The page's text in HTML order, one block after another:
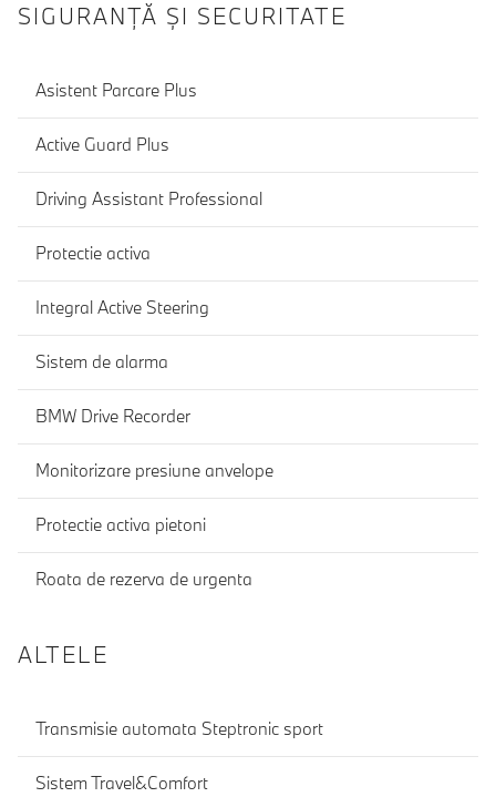
SIGURANŢĂ ŞI SECURITATE
Asistent Parcare Plus
Active Guard Plus
Driving Assistant Professional
Protectie activa
Integral Active Steering
Sistem de alarma
BMW Drive Recorder
Monitorizare presiune anvelope
Protectie activa pietoni
Roata de rezerva de urgenta
ALTELE
Transmisie automata Steptronic sport
Sistem Travel&Comfort